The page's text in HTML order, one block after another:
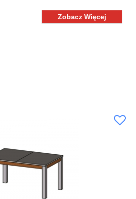
Zobacz Więcej